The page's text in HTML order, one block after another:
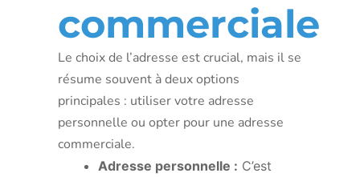
commerciale
Le choix de l’adresse est crucial, mais il se
résume souvent à deux options
principales : utiliser votre adresse
personnelle ou opter pour une adresse
commerciale.
Adresse personnelle : C’est